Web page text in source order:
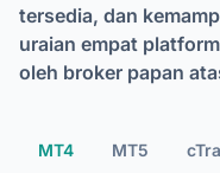
tersedia, dan
uraian empat
oleh broker papan
MT4 MT5